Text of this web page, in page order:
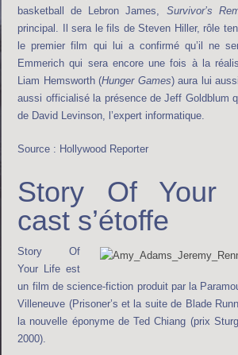
basketball de Lebron James,
Survivor’s
principal. Il sera le fils de Steven Hiller, rôle
le premier film qui lui a confirmé qu’il ne
Emmerich qui sera encore une fois à la
Liam Hemsworth (Hunger Games) aura lui
aussi officialisé la présence de Jeff Goldblum
de David Levinson, l’expert informatique.
Source : Hollywood Reporter
Story Of Your
cast s’étoffe
Story Of
Your Life est
un film de science-fiction produit par la
Villeneuve (Prisoner’s et la suite de Blade
la nouvelle éponyme de Ted Chiang (prix
2000).